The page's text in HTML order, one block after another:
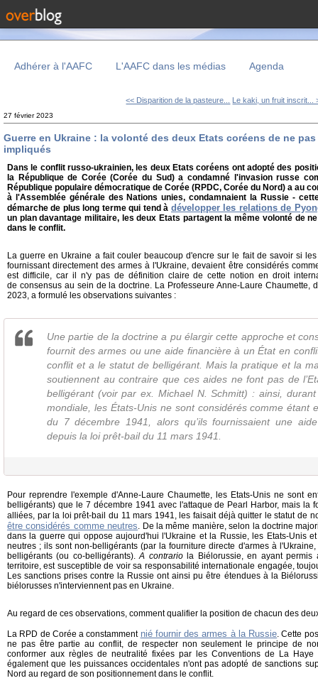
Adhérer à l'AAFC L'AAFC dans les médias Agenda
<< Disparition de la pasteure... Le kaki, un fruit inscrit...
27 février 2023
Guerre en Ukraine : la volonté des deux Etats coréens de ne
impliqués
Dans le conflit russo-ukrainien, les deux Etats coréens ont adopté des
la République de Corée (Corée du Sud) a condamné l'invasion russe
République populaire démocratique de Corée (RPDC, Corée du Nord) a au
à l'Assemblée générale des Nations unies, condamnaient la Russie -
démarche de plus long terme qui tend à développer les relations de
un plan davantage militaire, les deux Etats partagent la même volonté de
dans le conflit.
La guerre en Ukraine a fait couler beaucoup d'encre sur le fait de savoir si
fournissant directement des armes à l'Ukraine, devaient être considérés
est difficile, car il n'y pas de définition claire de cette notion en droit
de consensus au sein de la doctrine. La Professeure Anne-Laure Chaumette,
2023, a formulé les observations suivantes :
Une partie de la doctrine a pu élargir cette approche et
fournit des armes ou une aide financière à un État en
conflit et a le statut de belligérant. Mais la pratique et la
soutiennent au contraire que ces aides ne font pas de
belligérant (voir par ex. Michael N. Schmitt) : ainsi,
mondiale, les États-Unis ne sont considérés comme étant
du 7 décembre 1941, alors qu’ils fournissaient une
depuis la loi prêt-bail du 11 mars 1941.
Pour reprendre l'exemple d'Anne-Laure Chaumette, les Etats-Unis ne sont
belligérants) que le 7 décembre 1941 avec l'attaque de Pearl Harbor, mais la
alliées, par la loi prêt-bail du 11 mars 1941, les faisait déjà quitter le statut de
être considérés comme neutres. De la même manière, selon la doctrine
dans la guerre qui oppose aujourd'hui l'Ukraine et la Russie, les Etats-Unis
neutres ; ils sont non-belligérants (par la fourniture directe d'armes à
belligérants (ou co-belligérants).A contrario la Biélorussie, en ayant permis
territoire, est susceptible de voir sa responsabilité internationale engagée,
Les sanctions prises contre la Russie ont ainsi pu être étendues à la
biélorusses n'interviennent pas en Ukraine.
Au regard de ces observations, comment qualifier la position de chacun des
La RPD de Corée a constamment nié fournir des armes à la Russie. Cette
ne pas être partie au conflit, de respecter non seulement le principe de
conformer aux règles de neutralité fixées par les Conventions de La
également que les puissances occidentales n'ont pas adopté de sanctions
Nord au regard de son positionnement dans le conflit.